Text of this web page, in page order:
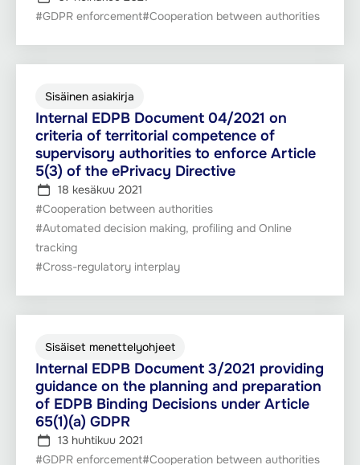
#GDPR enforcement#Cooperation between authorities
Internal EDPB Document 04/2021 on
criteria of territorial competence of
supervisory authorities to enforce Article
5(3) of the ePrivacy Directive
Sisäinen asiakirja
18 kesäkuu 2021
#Cooperation between authorities
#Automated decision making, profiling and Online
tracking
#Cross-regulatory interplay
Internal EDPB Document 3/2021 providing
guidance on the planning and preparation
of EDPB Binding Decisions under Article
65(1)(a) GDPR
Sisäiset menettelyohjeet
13 huhtikuu 2021
#GDPR enforcement#Cooperation between authorities